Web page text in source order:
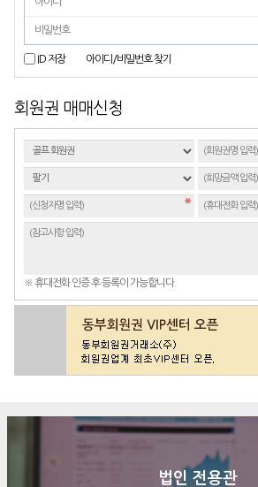
ID 저장 아이디/비밀번호 찾기
회원권 매매신청
※ 휴대전화 인증 후 등록이 가능합니다.
법인 전용관